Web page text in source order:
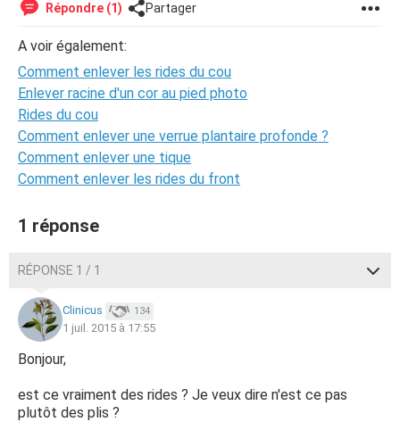
Répondre (1) Partager
A voir également:
Comment enlever les rides du cou
Enlever racine d'un cor au pied photo
Rides du cou
Comment enlever une verrue plantaire profonde ?
Comment enlever une tique
Comment enlever les rides du front
1 réponse
RÉPONSE 1 / 1
Clinicus 134
1 juil. 2015 à 17:55
Bonjour,
est ce vraiment des rides ? Je veux dire n'est ce pas
plutôt des plis ?